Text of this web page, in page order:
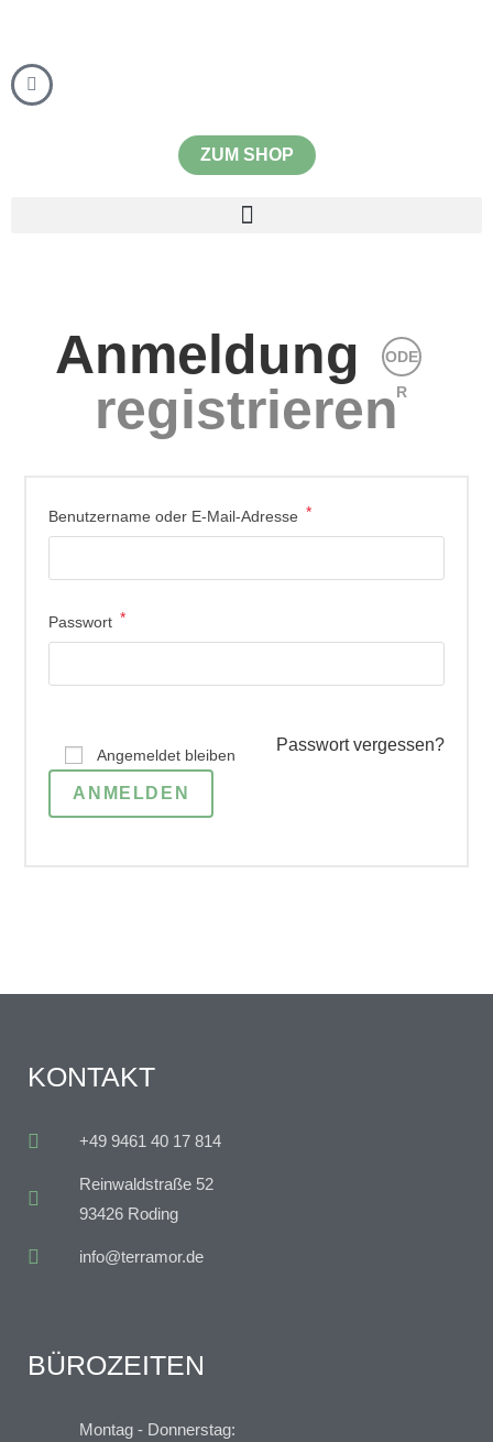
ZUM SHOP
Anmeldung
ODE
R
registrieren
Benutzername oder E-Mail-Adresse *
Passwort *
Angemeldet bleiben
ANMELDEN
Passwort vergessen?
KONTAKT
+49 9461 40 17 814
Reinwaldstraße 52
93426 Roding
info@terramor.de
BÜROZEITEN
Montag - Donnerstag: